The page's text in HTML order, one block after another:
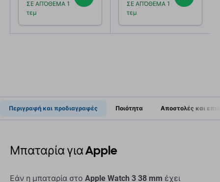
ΣΕ ΑΠΌΘΕΜΑ 1
τεμ
ΣΕ ΑΠΌΘΕΜΑ 1
τεμ
Περιγραφή και προδιαγραφές Ποιότητα Αποστολές και
Μπαταρία για Apple
Εάν η μπαταρία στο Apple Watch 3 38 mm έχει